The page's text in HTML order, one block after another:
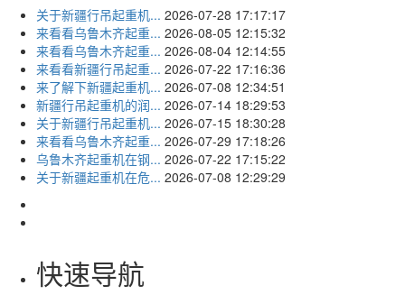
关于新疆行吊起重机... 2026-07-28 17:17:17
来看看乌鲁木齐起重... 2026-08-05 12:15:32
来看看乌鲁木齐起重... 2026-08-04 12:14:55
来看看新疆行吊起重... 2026-07-22 17:16:36
来了解下新疆起重机... 2026-07-08 12:34:51
新疆行吊起重机的润... 2026-07-14 18:29:53
关于新疆行吊起重机... 2026-07-15 18:30:28
来看看乌鲁木齐起重... 2026-07-29 17:18:26
乌鲁木齐起重机在钢... 2026-07-22 17:15:22
关于新疆起重机在危... 2026-07-08 12:29:29
快速导航